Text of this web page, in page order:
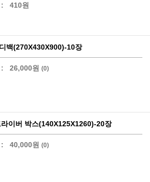
410원
백(270X430X900)-10장
26,000원 (0)
이버 박스(140X125X1260)-20장
40,000원 (0)